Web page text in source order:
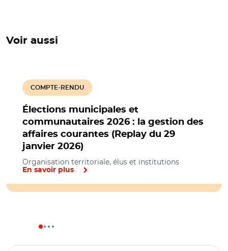
Voir aussi
Élections municipales et
communautaires 2026 : la gestion des
affaires courantes (Replay du 29
janvier 2026)
COMPTE-RENDU
Organisation territoriale, élus et institutions
En savoir plus